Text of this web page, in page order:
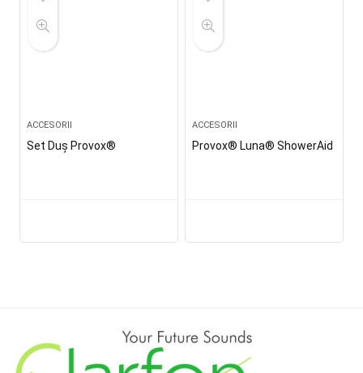
ACCESORII
Set Duş Provox®
ACCESORII
Provox® Luna® ShowerAid